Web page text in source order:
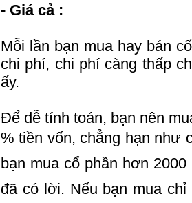
- Giá cả :
Mỗi lần bạn mua hay bán
chi phí, chi phí càng thấp
ấy.
Để dễ tính toán, bạn nên
% tiền vốn, chẳng hạn như
bạn mua cổ phần hơn
đã có lời. Nếu bạn mua